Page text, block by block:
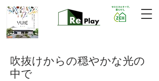
吹抜けからの穏やかな光の
中で